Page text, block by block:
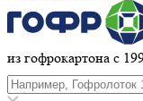
из гофрокартона с